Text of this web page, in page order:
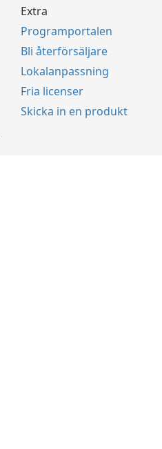
Extra
Programportalen
Bli återförsäljare
Lokalanpassning
Fria licenser
Skicka in en produkt